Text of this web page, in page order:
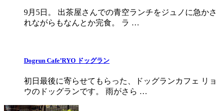
9月5日。 出茶屋さんでの青空ランチをジュノに急かさ
れながらもなんとか完食。 ラ …
Dogrun Cafe’RYO ドッグラン
初日最後に寄らせてもらった、ドッグランカフェ リョ
ウのドッグランです。 雨がさら …